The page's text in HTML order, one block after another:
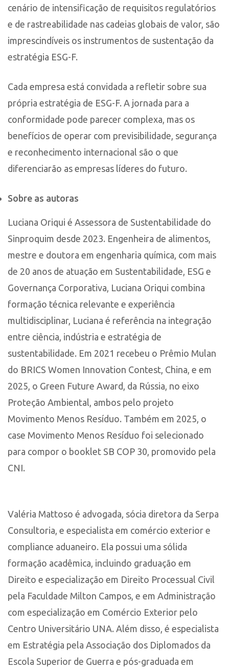
cenário de intensificação de requisitos regulatórios
e de rastreabilidade nas cadeias globais de valor, são
imprescindíveis os instrumentos de sustentação da
estratégia ESG-F.
Cada empresa está convidada a refletir sobre sua
própria estratégia de ESG-F. A jornada para a
conformidade pode parecer complexa, mas os
benefícios de operar com previsibilidade, segurança
e reconhecimento internacional são o que
diferenciarão as empresas líderes do futuro.
Sobre as autoras
Luciana Oriqui é Assessora de Sustentabilidade do
Sinproquim desde 2023. Engenheira de alimentos,
mestre e doutora em engenharia química, com mais
de 20 anos de atuação em Sustentabilidade, ESG e
Governança Corporativa, Luciana Oriqui combina
formação técnica relevante e experiência
multidisciplinar, Luciana é referência na integração
entre ciência, indústria e estratégia de
sustentabilidade. Em 2021 recebeu o Prêmio Mulan
do BRICS Women Innovation Contest, China, e em
2025, o Green Future Award, da Rússia, no eixo
Proteção Ambiental, ambos pelo projeto
Movimento Menos Resíduo. Também em 2025, o
case Movimento Menos Resíduo foi selecionado
para compor o booklet SB COP 30, promovido pela
CNI.
Valéria Mattoso é advogada, sócia diretora da Serpa
Consultoria, e especialista em comércio exterior e
compliance aduaneiro. Ela possui uma sólida
formação acadêmica, incluindo graduação em
Direito e especialização em Direito Processual Civil
pela Faculdade Milton Campos, e em Administração
com especialização em Comércio Exterior pelo
Centro Universitário UNA. Além disso, é especialista
em Estratégia pela Associação dos Diplomados da
Escola Superior de Guerra e pós-graduada em